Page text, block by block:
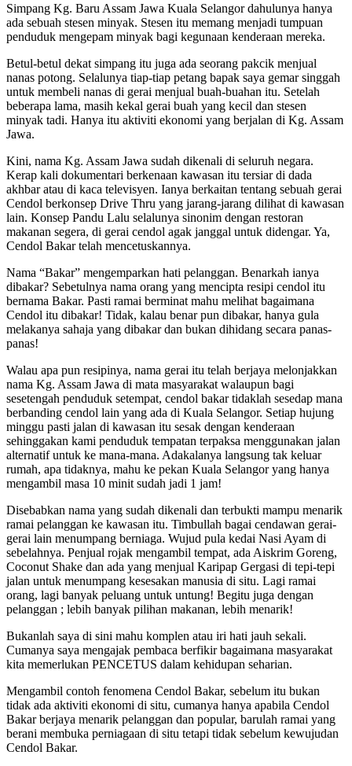
Simpang Kg. Baru Assam Jawa Kuala Selangor dahulunya hanya
ada sebuah stesen minyak. Stesen itu memang menjadi tumpuan
penduduk mengepam minyak bagi kegunaan kenderaan mereka.
Betul-betul dekat simpang itu juga ada seorang pakcik menjual
nanas potong. Selalunya tiap-tiap petang bapak saya gemar singgah
untuk membeli nanas di gerai menjual buah-buahan itu. Setelah
beberapa lama, masih kekal gerai buah yang kecil dan stesen
minyak tadi. Hanya itu aktiviti ekonomi yang berjalan di Kg. Assam
Jawa.
Kini, nama Kg. Assam Jawa sudah dikenali di seluruh negara.
Kerap kali dokumentari berkenaan kawasan itu tersiar di dada
akhbar atau di kaca televisyen. Ianya berkaitan tentang sebuah gerai
Cendol berkonsep Drive Thru yang jarang-jarang dilihat di kawasan
lain. Konsep Pandu Lalu selalunya sinonim dengan restoran
makanan segera, di gerai cendol agak janggal untuk didengar. Ya,
Cendol Bakar telah mencetuskannya.
Nama “Bakar” mengemparkan hati pelanggan. Benarkah ianya
dibakar? Sebetulnya nama orang yang mencipta resipi cendol itu
bernama Bakar. Pasti ramai berminat mahu melihat bagaimana
Cendol itu dibakar! Tidak, kalau benar pun dibakar, hanya gula
melakanya sahaja yang dibakar dan bukan dihidang secara panas-
panas!
Walau apa pun resipinya, nama gerai itu telah berjaya melonjakkan
nama Kg. Assam Jawa di mata masyarakat walaupun bagi
sesetengah penduduk setempat, cendol bakar tidaklah sesedap mana
berbanding cendol lain yang ada di Kuala Selangor. Setiap hujung
minggu pasti jalan di kawasan itu sesak dengan kenderaan
sehinggakan kami penduduk tempatan terpaksa menggunakan jalan
alternatif untuk ke mana-mana. Adakalanya langsung tak keluar
rumah, apa tidaknya, mahu ke pekan Kuala Selangor yang hanya
mengambil masa 10 minit sudah jadi 1 jam!
Disebabkan nama yang sudah dikenali dan terbukti mampu menarik
ramai pelanggan ke kawasan itu. Timbullah bagai cendawan gerai-
gerai lain menumpang berniaga. Wujud pula kedai Nasi Ayam di
sebelahnya. Penjual rojak mengambil tempat, ada Aiskrim Goreng,
Coconut Shake dan ada yang menjual Karipap Gergasi di tepi-tepi
jalan untuk menumpang kesesakan manusia di situ. Lagi ramai
orang, lagi banyak peluang untuk untung! Begitu juga dengan
pelanggan ; lebih banyak pilihan makanan, lebih menarik!
Bukanlah saya di sini mahu komplen atau iri hati jauh sekali.
Cumanya saya mengajak pembaca berfikir bagaimana masyarakat
kita memerlukan PENCETUS dalam kehidupan seharian.
Mengambil contoh fenomena Cendol Bakar, sebelum itu bukan
tidak ada aktiviti ekonomi di situ, cumanya hanya apabila Cendol
Bakar berjaya menarik pelanggan dan popular, barulah ramai yang
berani membuka perniagaan di situ tetapi tidak sebelum kewujudan
Cendol Bakar.